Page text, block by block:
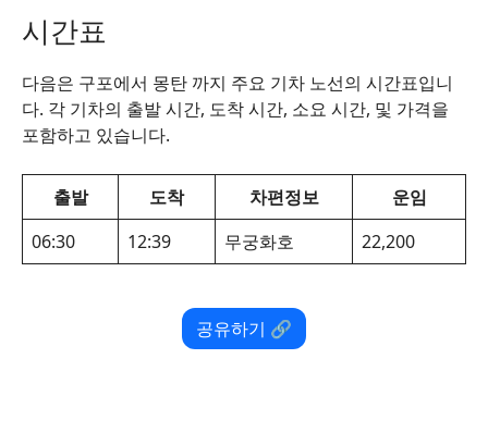
시간표
다음은 구포에서 몽탄 까지 주요 기차 노선의 시간표입니
다. 각 기차의 출발 시간, 도착 시간, 소요 시간, 및 가격을
포함하고 있습니다.
출발 도착 차편정보
운임
06:30
12:39 무궁화호 22,200
공유하기 🔗